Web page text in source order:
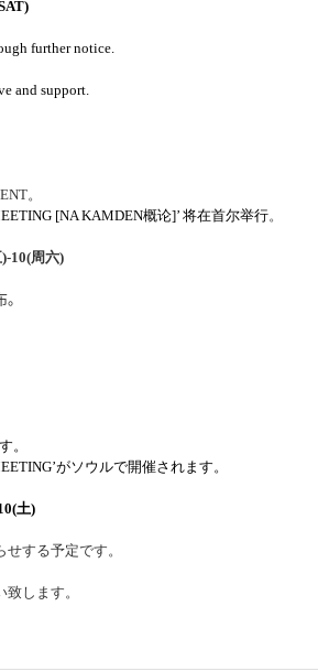
further notice.
and support.
。
[NA KAMDEN概论]’ 将在首尔举行。
)-10(周六)
。
がソウルで開催されます。
土)
する予定です。
致します。